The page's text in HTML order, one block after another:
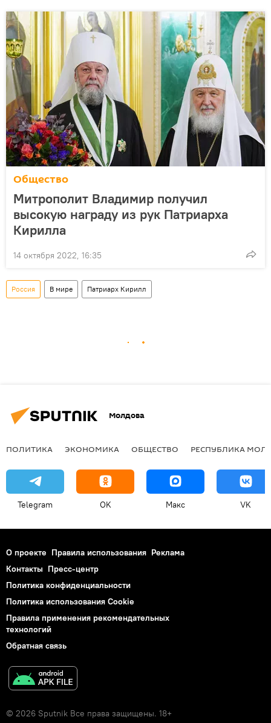
Общество
Митрополит Владимир получил
высокую награду из рук Патриарха
Кирилла
14 октября 2022, 16:35
Россия В мире Патриарх Кирилл
Молдова
ПОЛИТИКА ЭКОНОМИКА ОБЩЕСТВО РЕСПУБЛИКА
Telegram OK Макс VK
О проекте Правила использования Реклама
Контакты Пресс-центр
Политика конфиденциальности
Политика использования Cookie
Правила применения рекомендательных
технологий
Обратная связь
© 2026 Sputnik Все права защищены. 18+